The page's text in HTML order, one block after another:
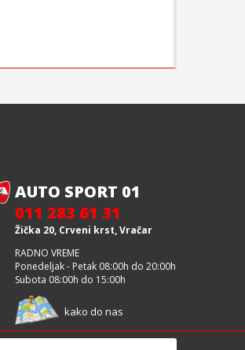
AUTO SPORT 01
011 283 61 31
Žička 20, Crveni krst, Vračar
RADNO VREME
Ponedeljak - Petak 08:00h do 20:00h
Subota 08:00h do 15:00h
kako do nas